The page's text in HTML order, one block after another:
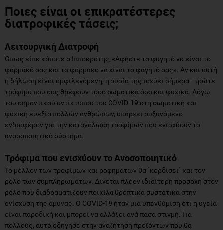
Ποιες είναι οι επικρατέστερες
διατροφικές τάσεις;
Λειτουργική Διατροφή
Όπως είπε κάποτε ο Ιπποκράτης, «Αφήστε το φαγητό να είναι το
φάρμακό σας και το φάρμακο να είναι το φαγητό σας». Αν και αυτή
η δήλωση είναι αμφιλεγόμενη, η ουσία της ισχύει σήμερα - τρώτε
τρόφιμα που σας θρέφουν τόσο σωματικά όσο και ψυχικά. Λόγω
του σημαντικού αντίκτυπου του COVID-19 στη σωματική και
ψυχική ευεξία πολλών ανθρώπων, υπάρχει αυξανόμενο
ενδιαφέρον για την κατανάλωση τροφίμων που ενισχύουν το
ανοσοποιητικό σύστημα.
Τρόφιμα που ενισχύουν το Ανοσοποιητικό
Το μέλλον των τροφίμων και ροφημάτων θα ΄κερδίσει΄ και τον
ρόλο των συμπληρωμάτων. Δίνεται πλέον ιδιαίτερη προσοχή στον
ρόλο που διαδραματίζουν ποικίλα θρεπτικά συστατικά στην
ενίσχυση της άμυνας. Ο COVID-19 ήταν μια υπενθύμιση ότι η υγεία
είναι παροδική και μπορεί να αλλάξει ανά πάσα στιγμή. Για
πολλούς, αυτό οδήγησε στην αναζήτηση προϊόντων που θα